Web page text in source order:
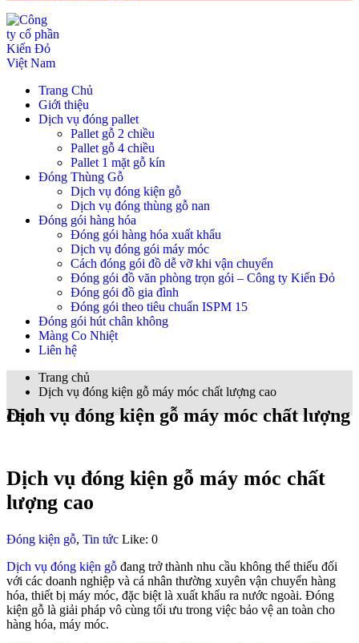
Trang Chủ
Giới thiệu
Dịch vụ đóng pallet
Pallet gỗ 2 chiều
Pallet gỗ 4 chiều
Pallet 1 mặt gỗ kín
Đóng Thùng Gỗ
Dịch vụ đóng kiện gỗ
Dịch vụ đóng thùng gỗ nan
Đóng gói hàng hóa
Đóng gói hàng hóa xuất khẩu
Dịch vụ đóng gói máy móc
Cách đóng gói đồ dễ vỡ khi vận chuyển
Đóng gói đồ văn phòng trọn gói – Công ty Kiến Đỏ
Đóng gói đồ gia đình
Đóng gói theo tiêu chuẩn ISPM 15
Đóng gói hút chân không
Màng Co Nhiệt
Liên hệ
Trang chủ
Dịch vụ đóng kiện gỗ máy móc chất lượng cao
Dịch vụ đóng kiện gỗ máy móc chất lượng cao
Dịch vụ đóng kiện gỗ máy móc chất
lượng cao
Đóng kiện gỗ, Tin tức Like: 0
Dịch vụ đóng kiện gỗ đang trở thành nhu cầu không thể thiếu đối
với các doanh nghiệp và cá nhân thường xuyên vận chuyển hàng
hóa, thiết bị máy móc, đặc biệt là xuất khẩu ra nước ngoài. Đóng
kiện gỗ là giải pháp vô cùng tối ưu trong việc bảo vệ an toàn cho
hàng hóa, máy móc.